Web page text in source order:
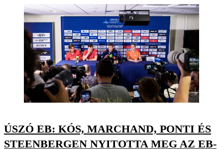
ÚSZÓ EB: KÓS, MARCHAND, PONTI ÉS
STEENBERGEN NYITOTTA MEG AZ EB-